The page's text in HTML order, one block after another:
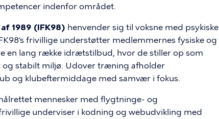
indenfor området.
1989 (IFK98) henvender sig til voksne med psykiske
frivillige understøtter medlemmernes fysiske og
en lang række idrætstilbud, hvor de stiller op som
stabilt miljø. Udover træning afholder
og klubeftermiddage med samvær i fokus.
mennesker med flygtninge- og
underviser i kodning og webudvikling med